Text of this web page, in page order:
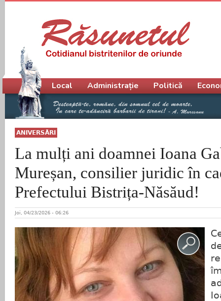
ANIVERSĂRI
La mulți ani doamnei Ioana
Mureșan, consilier juridic în
Prefectului Bistrița-Năsăud!
Joi, 04/23/2026 - 06:26
Meniu principal
Local Administrație Politică